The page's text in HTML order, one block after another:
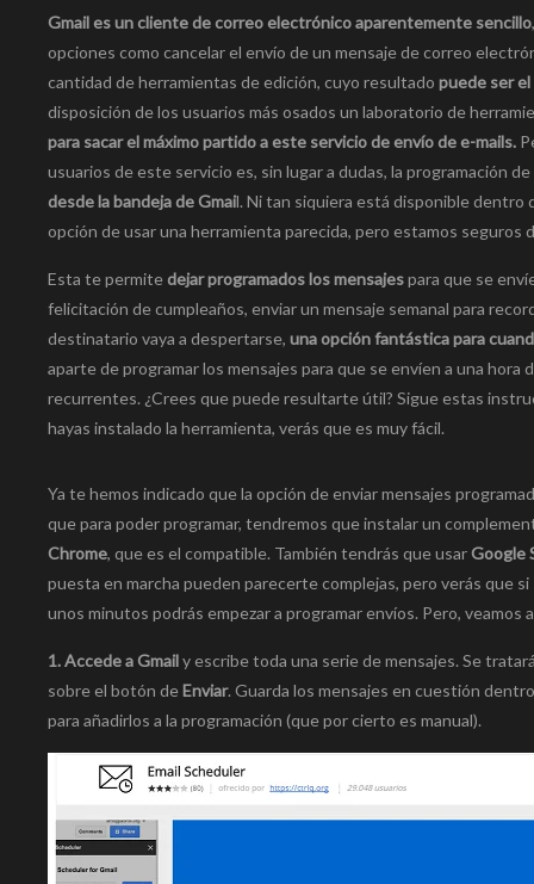
Gmail es un cliente de correo electrónico aparentemente sencillo
opciones como cancelar el envío de un mensaje de correo
cantidad de herramientas de edición, cuyo resultado puede ser
disposición de los usuarios más osados un laboratorio de
para sacar el máximo partido a este servicio de envío de e-mails.
usuarios de este servicio es, sin lugar a dudas, la programación
desde la bandeja de Gmail. Ni tan siquiera está disponible dentro
opción de usar una herramienta parecida, pero estamos
Esta te permitedejar programados los mensajespara que se
felicitación de cumpleaños, enviar un mensaje semanal para
destinatario vaya a despertarse, una opción fantástica para
aparte de programar los mensajes para que se envíen a una
recurrentes. ¿Crees que puede resultarte útil? Sigue estas
hayas instalado la herramienta, verás que es muy fácil.
Ya te hemos indicado que la opción de enviar mensajes
que para poder programar, tendremos que instalar un
Chrome, que es el compatible. También tendrás que usarGoogle
puesta en marcha pueden parecerte complejas, pero verás que
unos minutos podrás empezar a programar envíos. Pero,
1. Accede a Gmaily escribe toda una serie de mensajes. Se
sobre el botón de Enviar. Guarda los mensajes en cuestión
para añadirlos a la programación (que por cierto es manual).